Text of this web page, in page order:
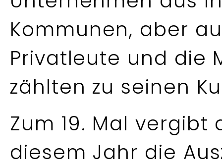
Kommunen, aber
Privatleute und die
zählten zu seinen
Zum 19. Mal
diesem Jahr die